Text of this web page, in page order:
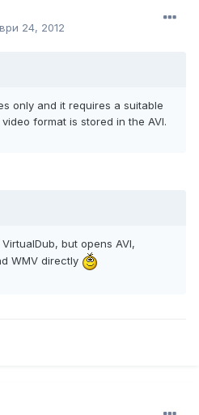
24, 2012
only and it requires a suitable
format is stored in the AVI.
but opens AVI,
WMV directly